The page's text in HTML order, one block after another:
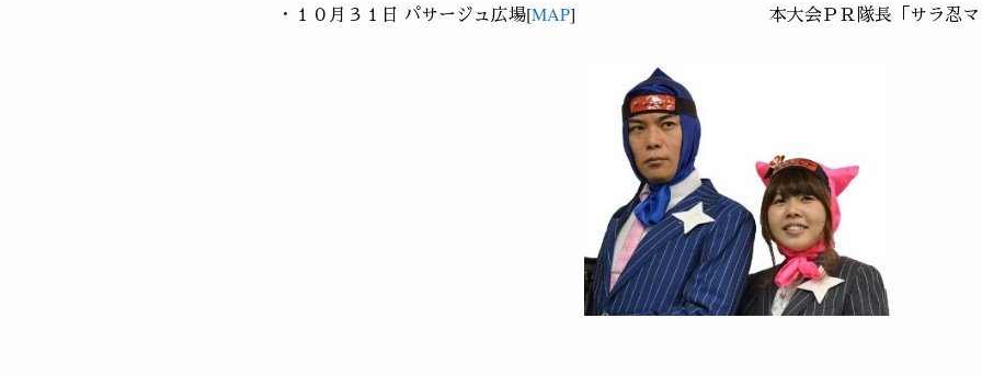
・１０月３１日 パサージュ広場[MAP] 本大会ＰＲ隊長「サラ忍